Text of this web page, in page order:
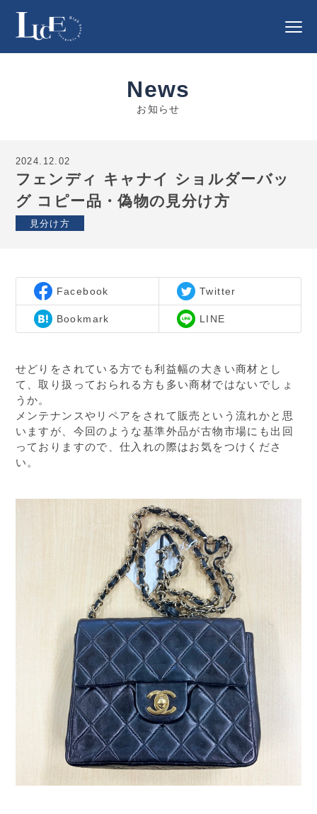
News
お知らせ
2024.12.02
フェンディ キャナイ ショルダーバッ
グ コピー品・偽物の見分け方
見分け方
Facebook Twitter
Bookmark LINE
せどりをされている方でも利益幅の大きい商材とし
て、取り扱っておられる方も多い商材ではないでしょ
うか。
メンテナンスやリペアをされて販売という流れかと思
いますが、今回のような基準外品が古物市場にも出回
っておりますので、仕入れの際はお気をつけくださ
い。